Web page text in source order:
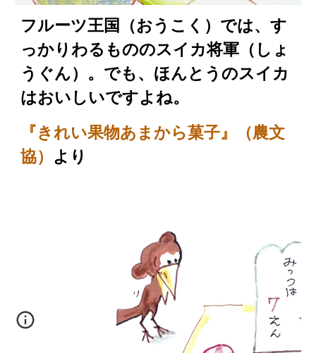
フルーツ王国（おうこく）では、す
っかりわるもののスイカ将軍（しょ
うぐん）。でも、ほんとうのスイカ
はおいしいですよね。
『きれい果物あまから菓子』（農文
協） より